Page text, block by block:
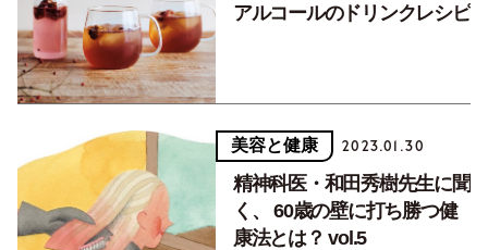
アルコールのドリンクレシピ
美容と健康 2023.01.30
精神科医・和田秀樹先生に聞
く、 60歳の壁に打ち勝つ健
康法とは？ vol.5